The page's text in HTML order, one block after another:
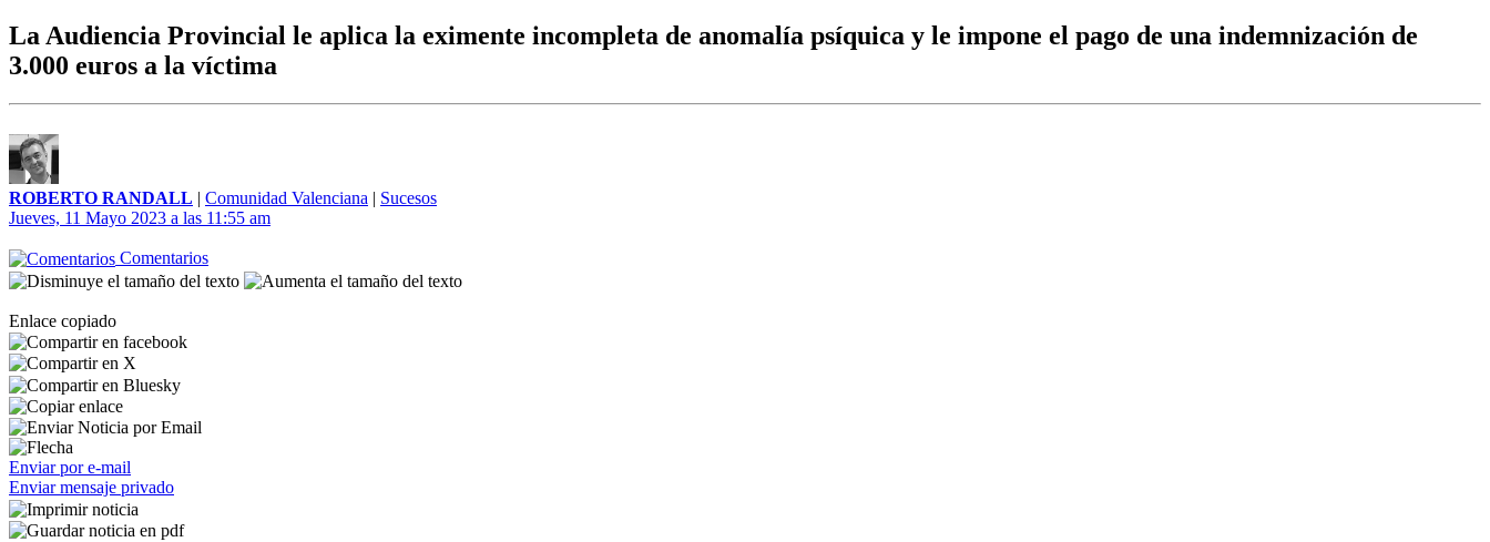
La Audiencia Provincial le aplica la eximente incompleta de anomalía psíquica y le impone el pago de una indemnización de
3.000 euros a la víctima
ROBERTO RANDALL | Comunidad Valenciana | Sucesos
Jueves, 11 Mayo 2023 a las 11:55 am
Comentarios
Enlace copiado
Enviar por e-mail
Enviar mensaje privado